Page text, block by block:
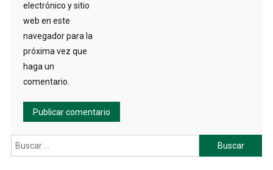
electrónico y sitio
web en este
navegador para la
próxima vez que
haga un
comentario.
Buscar: